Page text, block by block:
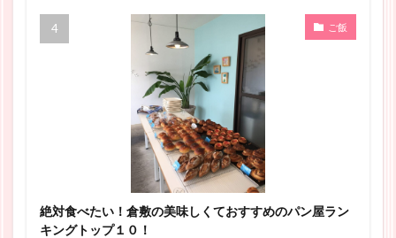
ご飯
絶対食べたい！倉敷の美味しくておすすめのパン屋ラン
キングトップ１０！